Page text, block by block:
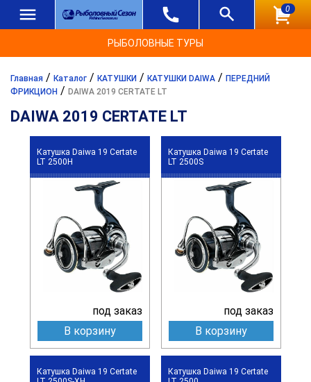
0
РЫБОЛОВНЫЕ ТУРЫ
Главная / Каталог / КАТУШКИ / КАТУШКИ DAIWA / ПЕРЕДНИЙ
ФРИКЦИОН / DAIWA 2019 CERTATE LT
DAIWA 2019 CERTATE LT
Катушка Daiwa 19 Certate
LT 2500H
под заказ
В корзину
Катушка Daiwa 19 Certate
LT 2500S
под заказ
В корзину
Катушка Daiwa 19 Certate
Катушка Daiwa 19 Certate